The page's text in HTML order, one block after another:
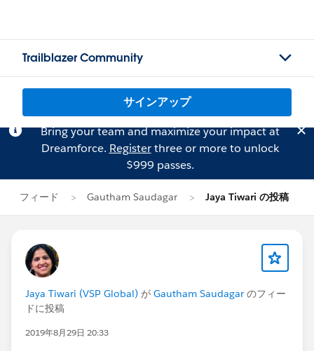
Trailblazer Community
サインアップ
Bring your team and maximize your impact at
Dreamforce. Registerthree or more to unlock
$999 passes.
フィード Gautham Saudagar Jaya Tiwari の投稿
Jaya Tiwari (VSP Global) が Gautham Saudagar のフィー
ドに投稿
2019年8月29日 20:33